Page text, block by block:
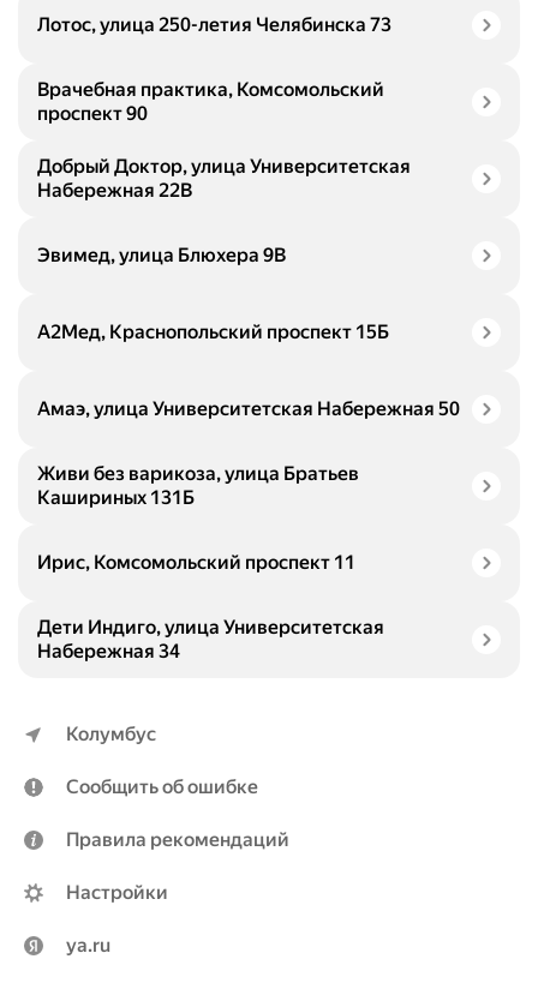
Лотос, улица 250-летия Челябинска 73
Врачебная практика, Комсомольский
проспект 90
Добрый Доктор, улица Университетская
Набережная 22В
Эвимед, улица Блюхера 9В
А2Мед, Краснопольский проспект 15Б
Амаэ, улица Университетская Набережная 50
Живи без варикоза, улица Братьев
Кашириных 131Б
Ирис, Комсомольский проспект 11
Дети Индиго, улица Университетская
Набережная 34
Колумбус
Сообщить об ошибке
Правила рекомендаций
Настройки
ya.ru